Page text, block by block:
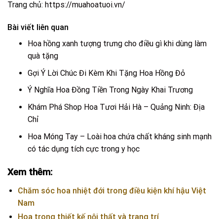
Trang chủ: https://muahoatuoi.vn/
Bài viết liên quan
Hoa hồng xanh tượng trưng cho điều gì khi dùng làm
quà tặng
Gợi Ý Lời Chúc Đi Kèm Khi Tặng Hoa Hồng Đỏ
Ý Nghĩa Hoa Đồng Tiền Trong Ngày Khai Trương
Khám Phá Shop Hoa Tươi Hải Hà – Quảng Ninh: Địa
Chỉ
Hoa Móng Tay – Loài hoa chứa chất kháng sinh mạnh
có tác dụng tích cực trong y học
Xem thêm:
Chăm sóc hoa nhiệt đới trong điều kiện khí hậu Việt
Nam
Hoa trong thiết kế nội thất và trang trí